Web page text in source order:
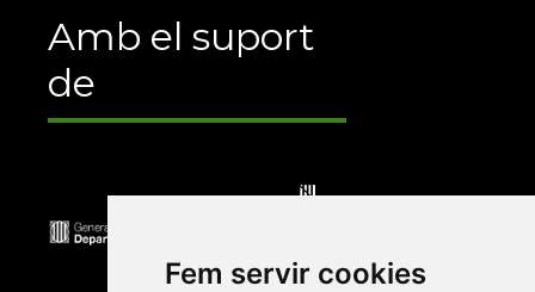
Fem servir cookies
Amb el suport
de